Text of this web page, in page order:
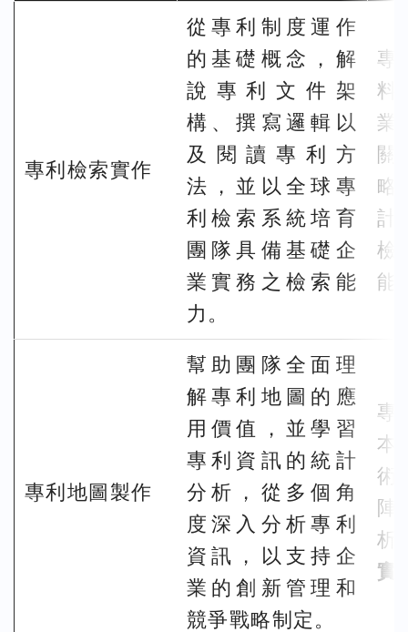
專利檢索實作
從專利制度運作
的基礎概念，解
說專利文件架
構、撰寫邏輯以
及閱讀專利方
法，並以全球專
利檢索系統培育
團隊具備基礎企
業實務之檢索能
力。
專
料
業
關
略
計
檢
能
專利地圖製作
幫助團隊全面理
解專利地圖的應
用價值，並學習
專利資訊的統計
分析，從多個角
度深入分析專利
資訊，以支持企
業的創新管理和
競爭戰略制定。
專
本
術
析
實